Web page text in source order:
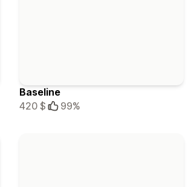
Baseline
420 $
99%